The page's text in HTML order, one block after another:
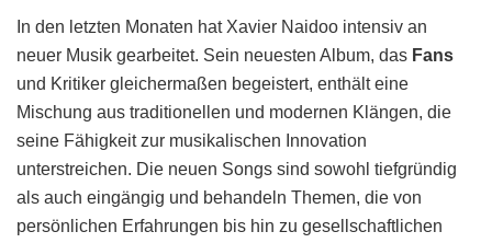
In den letzten Monaten hat Xavier Naidoo intensiv an
neuer Musik gearbeitet. Sein neuesten Album, das Fans
und Kritiker gleichermaßen begeistert, enthält eine
Mischung aus traditionellen und modernen Klängen, die
seine Fähigkeit zur musikalischen Innovation
unterstreichen. Die neuen Songs sind sowohl tiefgründig
als auch eingängig und behandeln Themen, die von
persönlichen Erfahrungen bis hin zu gesellschaftlichen